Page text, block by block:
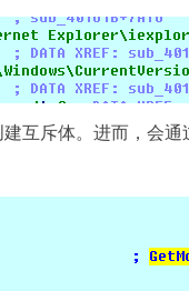
互斥体。进而，会